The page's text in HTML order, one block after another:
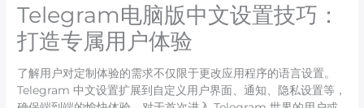
Telegram电脑版中文设置技巧：
打造专属用户体验
了解用户对定制体验的需求不仅限于更改应用程序的语言设置。
Telegram 中文设置扩展到自定义用户界面、通知、隐私设置等，